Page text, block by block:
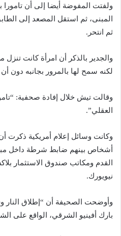
ولفتت المفوضة أيضا إلى أن تامورا
ثم انتحر.
والجدير بالذكر أن امرأة كانت
لكنه سمح لها بالمرور بجانبه دون
وقالت تيش خلال إفادة صحفية:
العقلي”.
أشخاص بينهم ضابط شرطة داخل
القدم ومكاتب صندوق الاستثمار
نيويورك.
بارك أفينيو الشرقي، الواقع على الشارع